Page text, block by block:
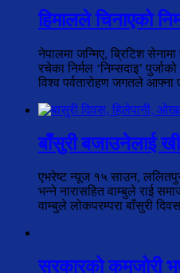
हिमालले चिनाएको
नेपालमा जन्मिए, ब्रिटिश सेनामा
रचेका निर्मल ‘निम्सदाइ’
विश्व पर्वतारोहण जगतले आफ्ना
बाँसुरी बजाउनेलाई
एभरेष्ट न्यूज १५ साउन, ललितपुर
भन्ने नारासहित वाम्बुले राई
वाम्बुले लोकपरम्परा बाँसुरी
सरकारको कमजोरी